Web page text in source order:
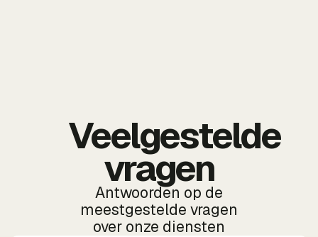
Veelgestelde
vragen
Antwoorden op de
meestgestelde vragen
over onze diensten